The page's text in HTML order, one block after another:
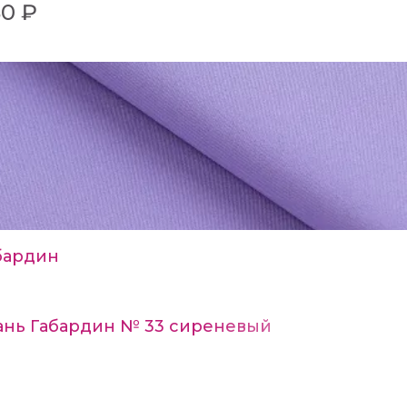
₽
Габардин № 33 сиреневый